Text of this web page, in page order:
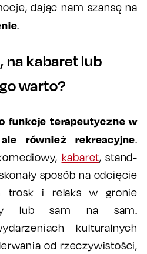
dając nam szansę na
.
na kabaret lub
warto?
funkcje terapeutyczne w
również rekreacyjne.
kabaret, stand-
sposób na odcięcie
trosk i relaks w gronie
lub sam na sam.
kulturalnych
od rzeczywistości,